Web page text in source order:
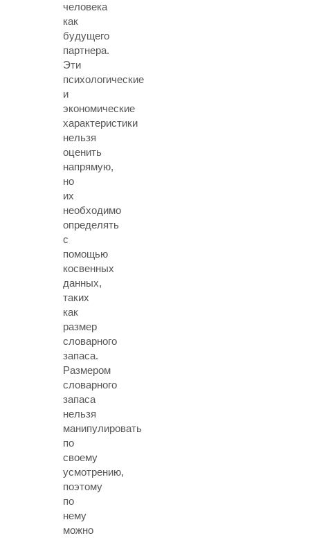
человека
как
будущего
партнера.
Эти
психологические
и
экономические
характеристики
нельзя
оценить
напрямую,
но
их
необходимо
определять
с
помощью
косвенных
данных,
таких
как
размер
словарного
запаса.
Размером
словарного
запаса
нельзя
манипулировать
по
своему
усмотрению,
поэтому
по
нему
можно